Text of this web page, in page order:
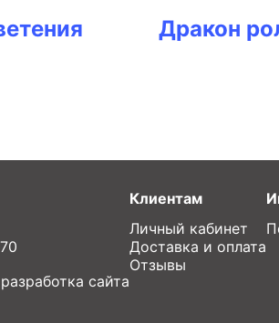
Дракон
сайта
Клиентам
Личный кабинет
Доставка и оплата
Отзывы